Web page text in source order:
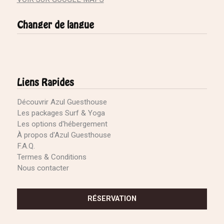
Changer de langue
Liens Rapides
Découvrir Azul Guesthouse
Les packages Surf & Yoga
Les options d'hébergement
À propos d'Azul Guesthouse
F.A.Q.
Termes & Conditions
Nous contacter
RÉSERVATION